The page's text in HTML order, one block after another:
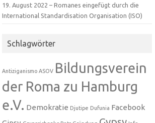
19. August 2022 – Romanes eingefügt durch die
International Standardisation Organisation (ISO)
Schlagwörter
Antiziganismo ASOV Bildungsverein
der Roma zu Hamburg
e.V. Demokratie Djutipe Dufunia Facebook